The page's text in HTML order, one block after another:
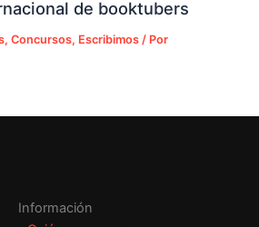
de booktubers
,Concursos, Escribimos / Por
Información